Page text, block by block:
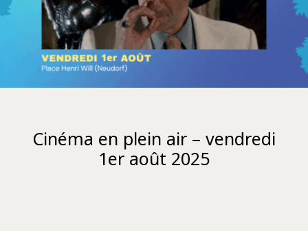
Cinéma en plein air – vendredi
1er août 2025